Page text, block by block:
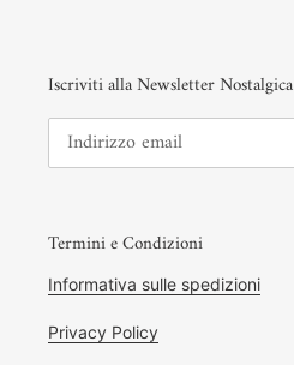
Iscriviti alla Newsletter Nostalgica
Termini e Condizioni
Informativa sulle spedizioni
Privacy Policy